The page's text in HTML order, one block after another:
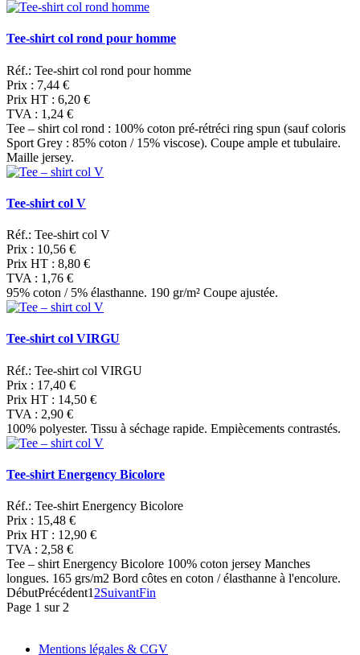
Tee-shirt col rond pour homme
Réf.: Tee-shirt col rond pour homme
Prix : 7,44 €
Prix HT : 6,20 €
TVA : 1,24 €
Tee – shirt col rond : 100% coton pré-rétréci ring spun (sauf coloris
Sport Grey : 85% coton / 15% viscose). Coupe ample et tubulaire.
Maille jersey.
Tee-shirt col V
Réf.: Tee-shirt col V
Prix : 10,56 €
Prix HT : 8,80 €
TVA : 1,76 €
95% coton / 5% élasthanne. 190 gr/m² Coupe ajustée.
Tee-shirt col VIRGU
Réf.: Tee-shirt col VIRGU
Prix : 17,40 €
Prix HT : 14,50 €
TVA : 2,90 €
100% polyester. Tissu à séchage rapide. Empiècements contrastés.
Tee-shirt Energency Bicolore
Réf.: Tee-shirt Energency Bicolore
Prix : 15,48 €
Prix HT : 12,90 €
TVA : 2,58 €
Tee – shirt Energency Bicolore 100% coton jersey Manches
longues. 165 grs/m2 Bord côtes en coton / élasthanne à l'encolure.
DébutPrécédent1 2SuivantFin
Page 1 sur 2
Mentions légales & CGV